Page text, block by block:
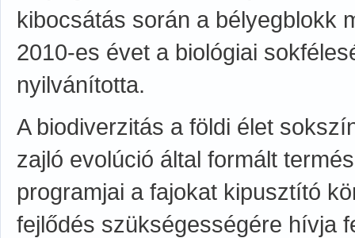
kibocsátás során a bélyegblokk
2010-es évet a biológiai
nyilvánította.
A biodiverzitás a földi élet
zajló evolúció által formált
programjai a fajokat kipusztító
fejlődés szükségességére hívja